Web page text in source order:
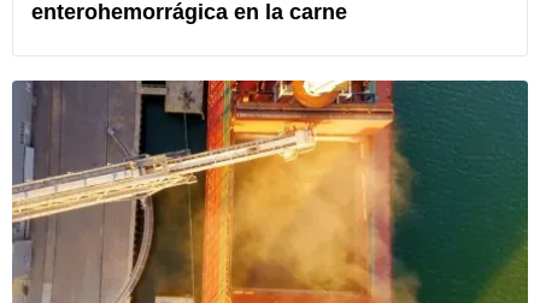
enterohemorrágica en la carne